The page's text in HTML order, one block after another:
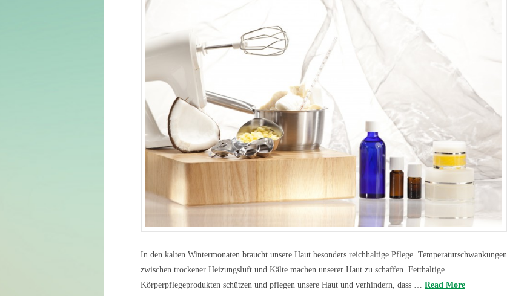
In den kalten Wintermonaten braucht unsere Haut besonders reichhaltige Pflege. Temperaturschwankungen
zwischen trockener Heizungsluft und Kälte machen unserer Haut zu schaffen. Fetthaltige
Körperpflegeprodukten schützen und pflegen unsere Haut und verhindern, dass … Read More